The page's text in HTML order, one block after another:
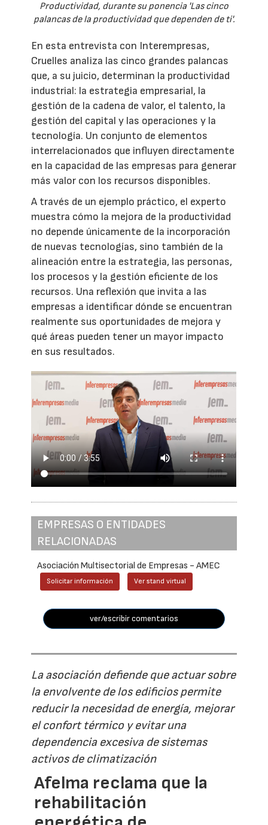
Productividad, durante su ponencia 'Las cinco
palancas de la productividad que dependen de ti'.
En esta entrevista con Interempresas,
Cruelles analiza las cinco grandes palancas
que, a su juicio, determinan la productividad
industrial: la estrategia empresarial, la
gestión de la cadena de valor, el talento, la
gestión del capital y las operaciones y la
tecnología. Un conjunto de elementos
interrelacionados que influyen directamente
en la capacidad de las empresas para generar
más valor con los recursos disponibles.
A través de un ejemplo práctico, el experto
muestra cómo la mejora de la productividad
no depende únicamente de la incorporación
de nuevas tecnologías, sino también de la
alineación entre la estrategia, las personas,
los procesos y la gestión eficiente de los
recursos. Una reflexión que invita a las
empresas a identificar dónde se encuentran
realmente sus oportunidades de mejora y
qué áreas pueden tener un mayor impacto
en sus resultados.
EMPRESAS O ENTIDADES
RELACIONADAS
Asociación Multisectorial de Empresas - AMEC
Solicitar información Ver stand virtual
ver/escribir comentarios
La asociación defiende que actuar sobre
la envolvente de los edificios permite
reducir la necesidad de energía, mejorar
el confort térmico y evitar una
dependencia excesiva de sistemas
activos de climatización
Afelma reclama que la
rehabilitación